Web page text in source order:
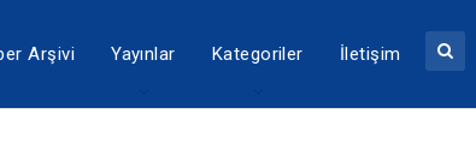
Arşivi Yayınlar Kategoriler İletişim